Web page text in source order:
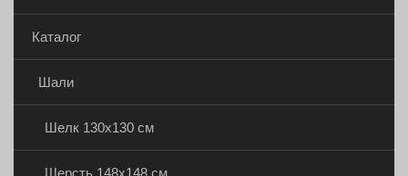
Каталог
Шали
Шелк 130х130 см
Шерсть 148х148 см